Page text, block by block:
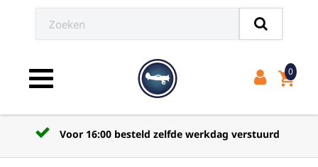
Toggle navigation shopping_cart
0
Voor 16:00 besteld zelfde werkdag verstuurd